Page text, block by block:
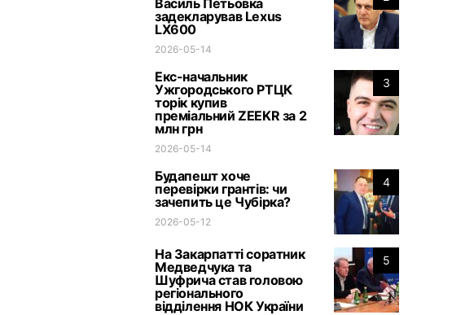
Василь Петьовка
задекларував Lexus
LX600
2026-05-14
3
Екс-начальник
Ужгородського РТЦК
торік купив
преміальний ZEEKR за 2
млн грн
2026-05-14
4
Будапешт хоче
перевірки грантів: чи
зачепить це Чубірка?
2026-05-12
5
На Закарпатті соратник
Медведчука та
Шуфрича став головою
регіонального
відділення НОК України